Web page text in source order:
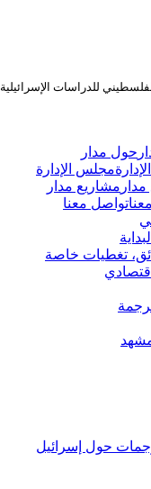
للدراسات الإسرائيلية
حول مدار
مجلس الإدارة
مشاريع مدار
تواصل معنا
تغطيات خاصة
حول إسرائيل